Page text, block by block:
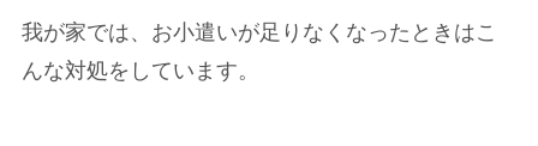
我が家では、お小遣いが足りなくなったときはこ
んな対処をしています。